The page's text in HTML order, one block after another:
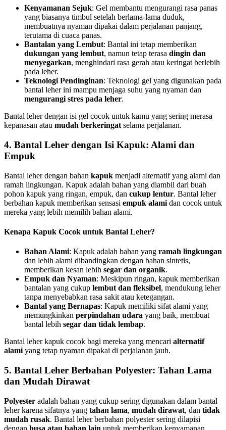
Kenyamanan Sejuk: Gel membantu mengurangi rasa panas
yang biasanya timbul setelah berlama-lama duduk,
membuatnya nyaman dipakai dalam perjalanan panjang,
terutama di cuaca panas.
Bantalan yang Lembut: Bantal ini tetap memberikan
dukungan yang lembut, namun tetap terasa dingin dan
menyegarkan, menghindari rasa gerah atau keringat berlebih
pada leher.
Teknologi Pendinginan: Teknologi gel yang digunakan pada
bantal leher ini mampu menjaga suhu yang nyaman dan
mengurangi stres pada leher.
Bantal leher dengan isi gel cocok untuk kamu yang sering merasa
kepanasan atau mudah berkeringat selama perjalanan.
4. Bantal Leher dengan Isi Kapuk: Alami dan
Empuk
Bantal leher dengan bahan kapuk menjadi alternatif yang alami dan
ramah lingkungan. Kapuk adalah bahan yang diambil dari buah
pohon kapuk yang ringan, empuk, dan cukup lentur. Bantal leher
berbahan kapuk memberikan sensasi empuk alami dan cocok untuk
mereka yang lebih memilih bahan alami.
Kenapa Kapuk Cocok untuk Bantal Leher?
Bahan Alami: Kapuk adalah bahan yang ramah lingkungan
dan lebih alami dibandingkan dengan bahan sintetis,
memberikan kesan lebih segar dan organik.
Empuk dan Nyaman: Meskipun ringan, kapuk memberikan
bantalan yang cukup lembut dan fleksibel, mendukung leher
tanpa menyebabkan rasa sakit atau ketegangan.
Bantal yang Bernapas: Kapuk memiliki sifat alami yang
memungkinkan perpindahan udara yang baik, membuat
bantal lebih segar dan tidak lembap.
Bantal leher kapuk cocok bagi mereka yang mencari alternatif
alami yang tetap nyaman dipakai di perjalanan jauh.
5. Bantal Leher Berbahan Polyester: Tahan Lama
dan Mudah Dirawat
Polyester adalah bahan yang cukup sering digunakan dalam bantal
leher karena sifatnya yang tahan lama, mudah dirawat, dan tidak
mudah rusak. Bantal leher berbahan polyester sering dilapisi
dengan busa atau bahan lain untuk memberikan kenyamanan